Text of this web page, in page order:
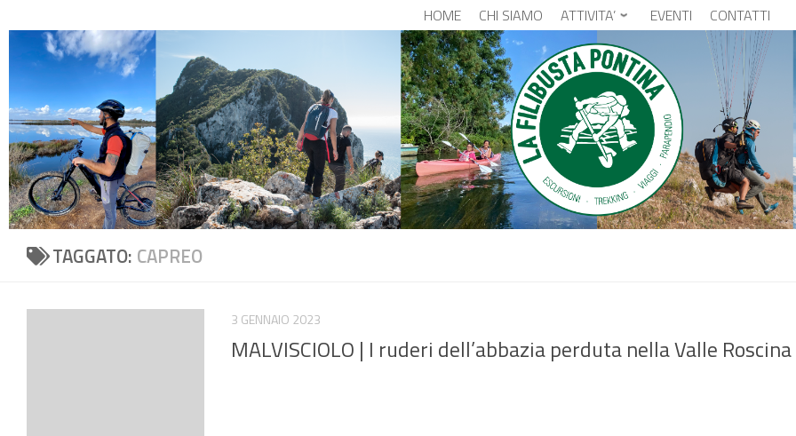
to
content
HOME CHI SIAMO ATTIVITA’ EVENTI CONTATTI
TAGGATO: CAPREO
3 GENNAIO 2023
MALVISCIOLO | I ruderi dell’abbazia perduta nella Valle Roscina